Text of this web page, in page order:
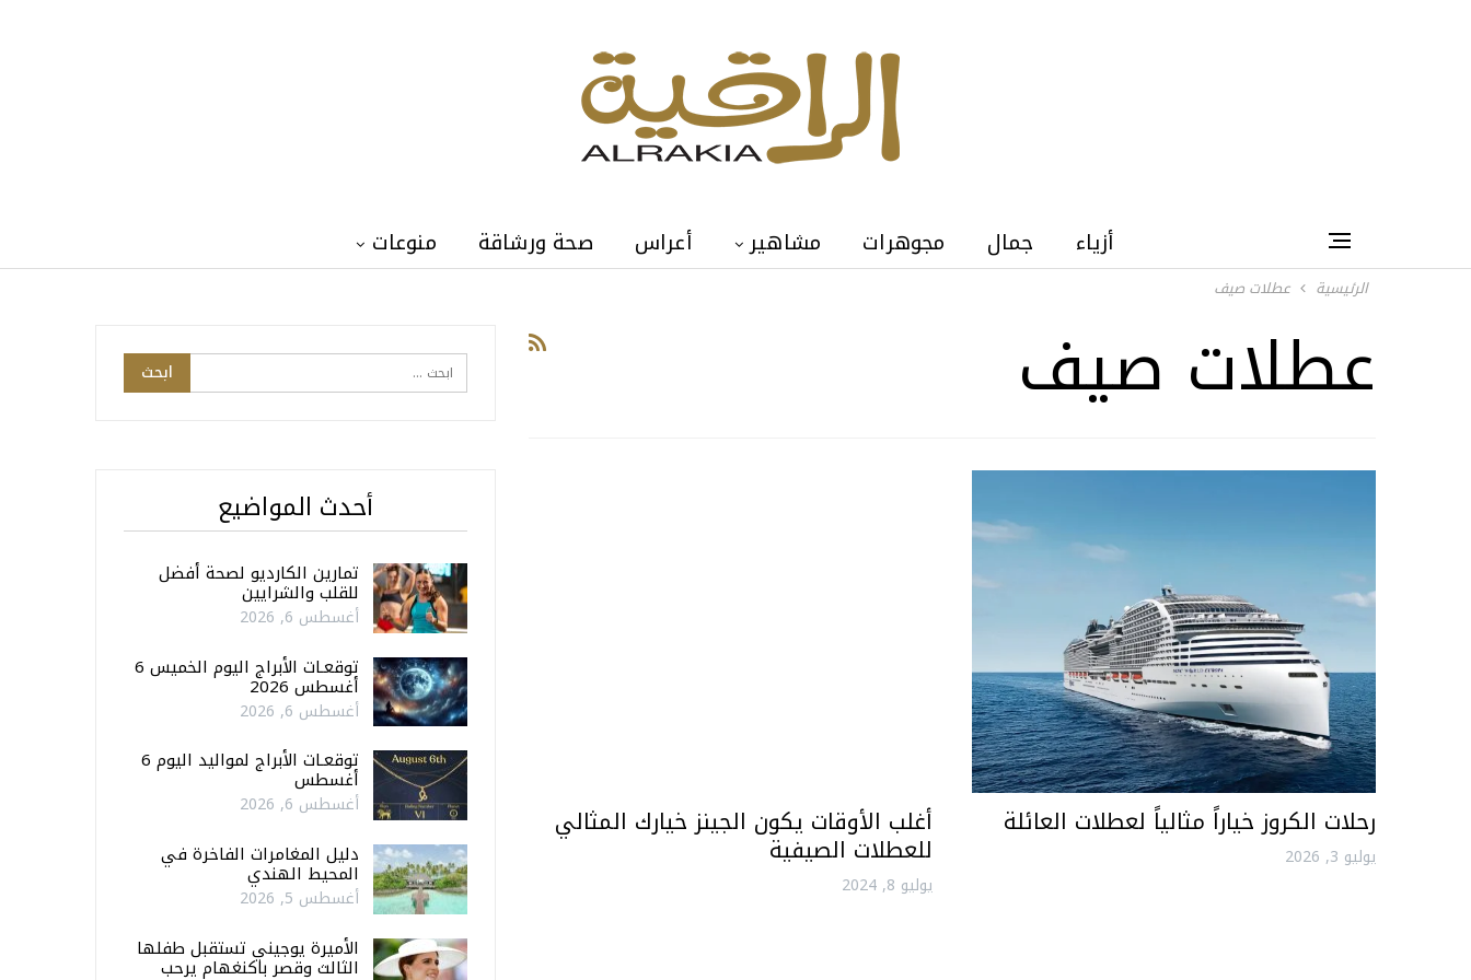
أزياء جمال مجوهرات مشاهير أعراس صحة ورشاقة منوعات
الرئيسية عطلات صيف
عطلات صيف
رحلات الكروز خياراً مثالياً لعطلات العائلة
يوليو 3, 2026
أغلب الأوقات يكون الجينز خيارك المثالي
للعطلات الصيفية
يوليو 8, 2024
أحدث المواضيع
تمارين الكارديو لصحة أفضل
للقلب والشرايين
أغسطس 6, 2026
توقعـات الأبراج اليوم الخميس 6
أغسطس 2026
أغسطس 6, 2026
توقعـات الأبراج لمواليد اليوم 6
أغسطس
أغسطس 6, 2026
دليل المغامرات الفاخرة في
المحيط الهندي
أغسطس 5, 2026
الأميرة يوجيني تستقبل طفلها
الثالث وقصر باكنغهام يرحب